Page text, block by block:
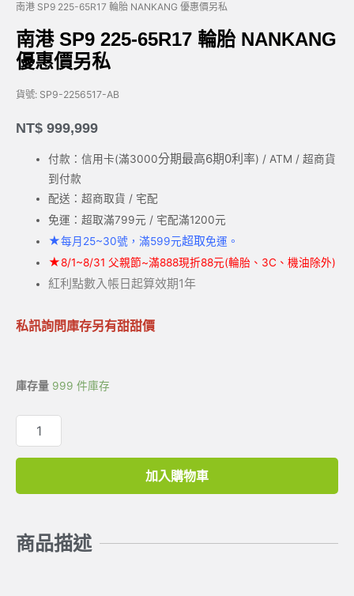
南港 SP9 225-65R17 輪胎 NANKANG 優惠價另私
南港 SP9 225-65R17 輪胎 NANKANG
優惠價另私
貨號: SP9-2256517-AB
NT$ 999,999
付款：信用卡(滿3000分期最高6期0利率) / ATM / 超商貨
到付款
配送：超商取貨 / 宅配
免運：超取滿799元 / 宅配滿1200元
★每月25~30號，滿599元超取免運。
★8/1~8/31 父親節~滿888現折88元(輪胎、3C、機油除外)
紅利點數入帳日起算效期1年
私訊詢問庫存另有甜甜價
庫存量 999 件庫存
加入購物車
商品描述